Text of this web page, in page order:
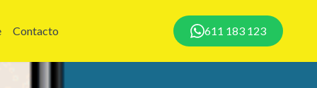
Contacto 611 183 123